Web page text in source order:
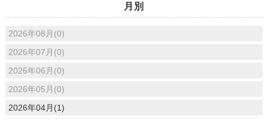
月別
2026年08月(0)
2026年07月(0)
2026年06月(0)
2026年05月(0)
2026年04月(1)